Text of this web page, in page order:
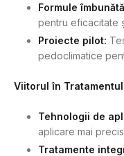
Formule
pentru eficacitate
Proiecte pilot:
pedoclimatice
Viitorul în
Tehnologii de
aplicare mai
Tratamente